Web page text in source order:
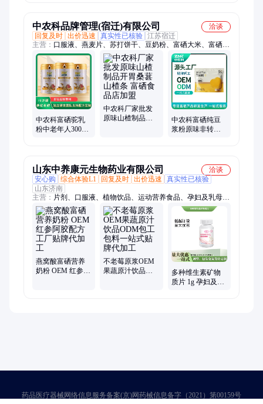
中农科品牌管理(宿迁)有限公司
洽谈
回复及时 出价迅速 真实性已核验 江苏宿迁
主营： 口服液、燕麦片、苏打饼干、豆奶粉、富硒大米、富硒平
菇粉、富硒豆浆粉、富硒原味山楂、罐装成人奶粉、富硒纯豆浆
粉、富硒菌菇鸡蛋面、富硒胶原蛋白肽、富硒营养强化剂、食用
菌粉、休闲小零食、坚果芝麻丸、贴牌代餐粉、礼盒装接待酒、
原味山楂制品、瓶装礼盒装硒醋、桂花坚果藕粉羹、葛根木瓜魔
芋粉
中农科富硒驼乳
粉中老年人300g
中农科厂家批发
原味山楂制品开
中农科富硒纯豆
浆粉原味非转基
山东中养康元生物药业有限公司
洽谈
安心购
综合体验L1 回复及时 出价迅速
真实性已核验
山东济南
主营： 片剂、口服液、植物饮品、运动营养食品、孕妇及乳母特
殊膳食、特殊膳食、粉剂、泡腾片、丸剂、口服液代加工、运动
特殊膳食代加工、固体饮料代加工、压片糖果代加工、水蜜丸代
加工
燕窝酸富硒营养
奶粉 OEM 红参阿
不老莓原浆OEM
果蔬原汁饮品
多种维生素矿物
质片 1g 孕妇及乳
药品医疗器械网络信息服务备案(京)网药械信息备字（2021）第00159号